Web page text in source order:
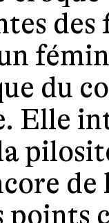
du
Elle
de
points